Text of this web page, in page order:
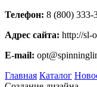
Телефон: 8 (800) 333-
Адрес сайта: http://sl-
E-mail:
Главная Каталог